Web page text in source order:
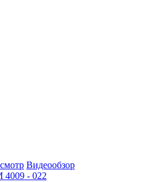
Видеообзор
- 022